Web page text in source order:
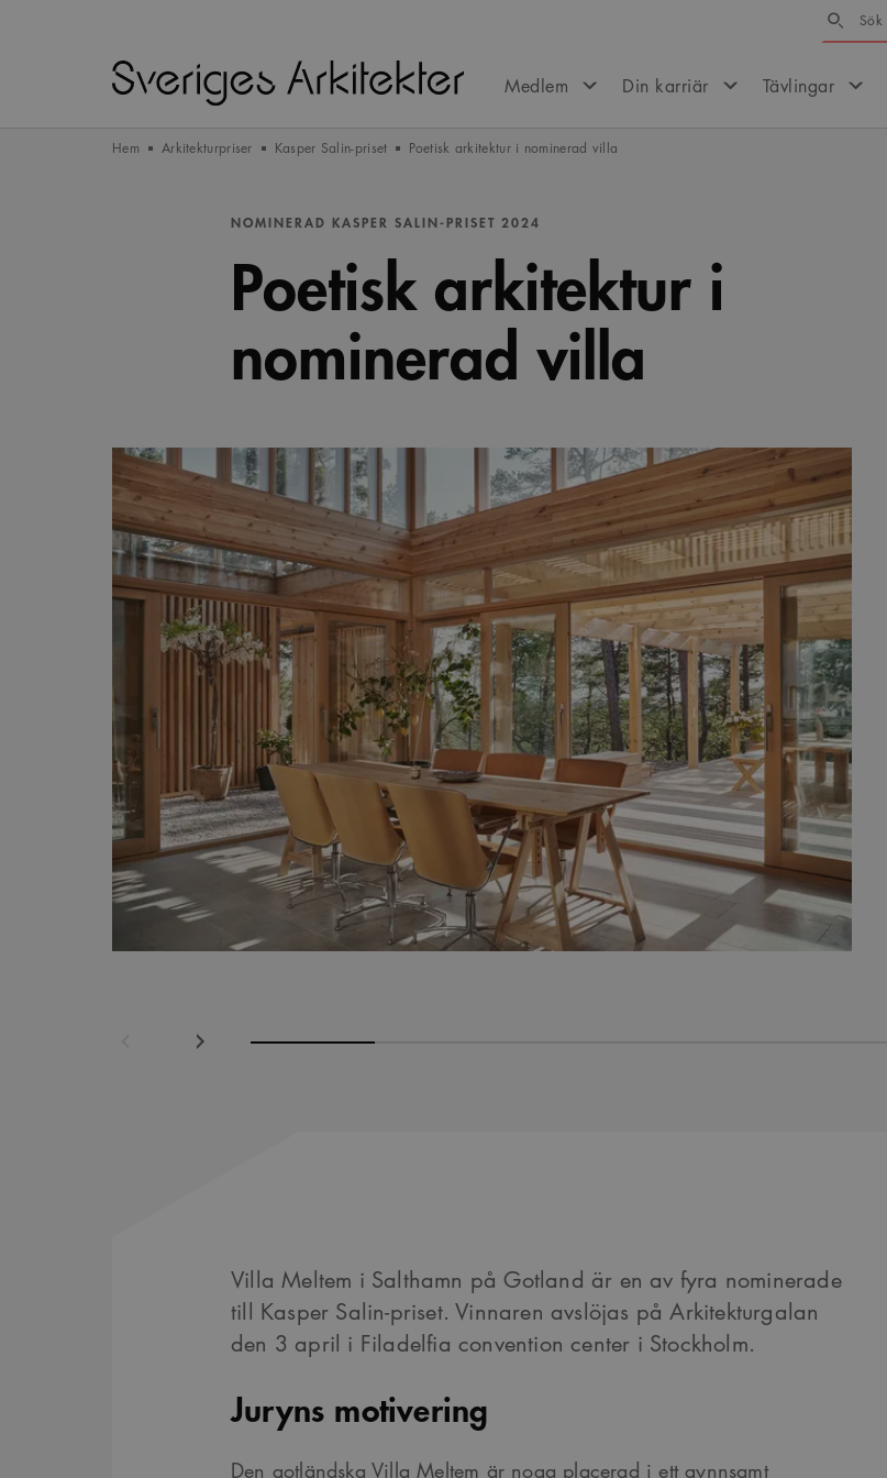
Sök
Sök
Medlem Din karriär Tävlingar
Hem Arkitekturpriser Kasper Salin-priset Poetisk arkitektur i nominerad villa
NOMINERAD KASPER SALIN-PRISET 2024
Poetisk arkitektur i
nominerad villa
Nästa
Villa Meltem i Salthamn på Gotland är en av fyra nominerade
till Kasper Salin-priset. Vinnaren avslöjas på Arkitekturgalan
den 3 april i Filadelfia convention center i Stockholm.
Juryns motivering
Den gotländska Villa Meltem är noga placerad i ett gynnsamt